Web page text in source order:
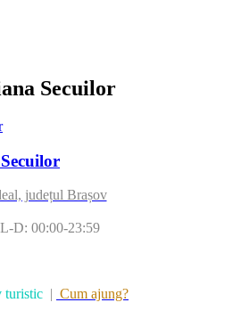
Secuilor
județul Brașov
D: 00:00-23:59
turistic | Cum ajung?